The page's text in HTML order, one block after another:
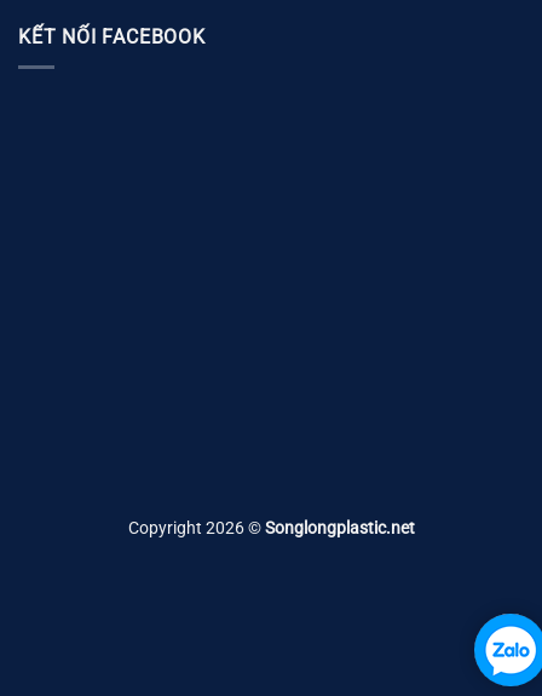
KẾT NỐI FACEBOOK
Copyright 2026 ©Songlongplastic.net